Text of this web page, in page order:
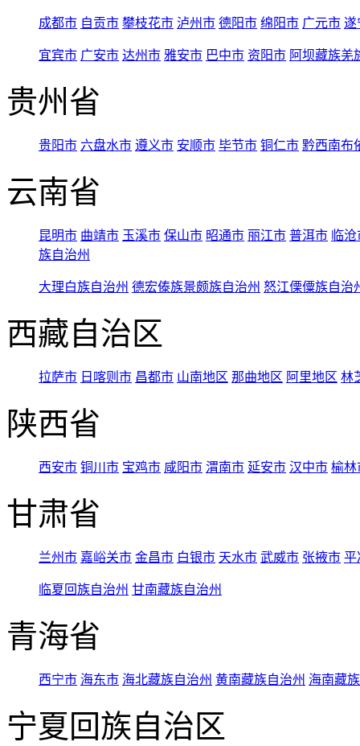
成都市 自贡市 攀枝花市 泸州市 德阳市 绵阳市 广元市 遂
宜宾市 广安市 达州市 雅安市 巴中市 资阳市 阿坝藏族羌
贵州省
贵阳市 六盘水市 遵义市 安顺市 毕节市 铜仁市 黔西南布
云南省
昆明市 曲靖市 玉溪市 保山市 昭通市 丽江市 普洱市 临
族自治州
大理白族自治州 德宏傣族景颇族自治州 怒江傈僳族自治
西藏自治区
拉萨市 日喀则市 昌都市 山南地区 那曲地区 阿里地区 林
陕西省
西安市 铜川市 宝鸡市 咸阳市 渭南市 延安市 汉中市 榆林
甘肃省
兰州市 嘉峪关市 金昌市 白银市 天水市 武威市 张掖市 平
临夏回族自治州 甘南藏族自治州
青海省
西宁市 海东市 海北藏族自治州 黄南藏族自治州 海南藏
宁夏回族自治区